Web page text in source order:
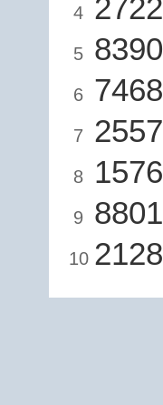
4 2722
5 8390
6 7468
7 2557
8 1576
9 8801
10 2128